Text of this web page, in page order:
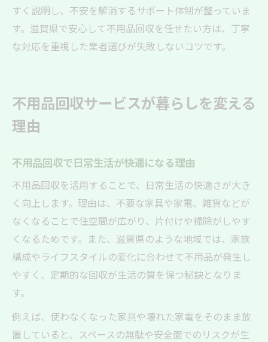
すく説明し、不安を解消するサポート体制が整っていま
す。滋賀県で安心して不用品回収を任せたい方は、丁寧
な対応を重視した業者選びが失敗しないコツです。
不用品回収サービスが暮らしを変える
理由
不用品回収で日常生活が快適になる理由
不用品回収を活用することで、日常生活の快適さが大き
く向上します。理由は、不要な家具や家電、雑貨などが
なくなることで住空間が広がり、片付けや掃除がしやす
くなるためです。また、滋賀県のような地域では、家族
構成やライフスタイルの変化に合わせて不用品が発生し
やすく、定期的な回収が生活の質を保つ秘訣となりま
す。
例えば、使わなくなった家具や壊れた家電をそのまま放
置していると、スペースの無駄や安全面でのリスクが生